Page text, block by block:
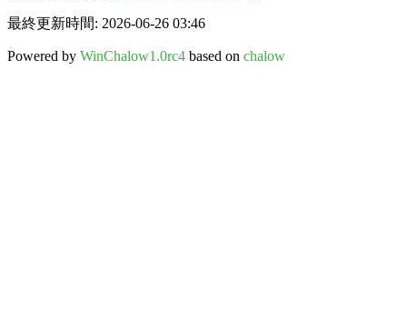
最終更新時間: 2026-06-26 03:46
Powered by WinChalow1.0rc4 based on chalow